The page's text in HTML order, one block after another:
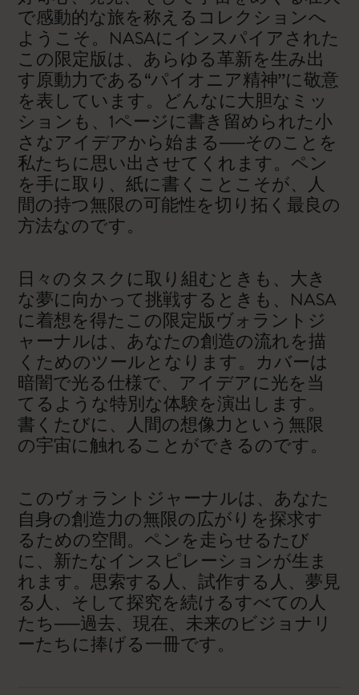
で感動的な旅を称えるコレクションへ
ようこそ。NASAにインスパイアされた
この限定版は、あらゆる革新を生み出
す原動力である“パイオニア精神”に敬意
を表しています。どんなに大胆なミッ
ションも、1ページに書き留められた小
さなアイデアから始まる──そのことを
私たちに思い出させてくれます。ペン
を手に取り、紙に書くことこそが、人
間の持つ無限の可能性を切り拓く最良の
方法なのです。
日々のタスクに取り組むときも、大き
な夢に向かって挑戦するときも、NASA
に着想を得たこの限定版ヴォラントジ
ャーナルは、あなたの創造の流れを描
くためのツールとなります。カバーは
暗闇で光る仕様で、アイデアに光を当
てるような特別な体験を演出します。
書くたびに、人間の想像力という無限
の宇宙に触れることができるのです。
このヴォラントジャーナルは、あなた
自身の創造力の無限の広がりを探求す
るための空間。ペンを走らせるたび
に、新たなインスピレーションが生ま
れます。思索する人、試作する人、夢見
る人、そして探究を続けるすべての人
たち──過去、現在、未来のビジョナリ
ーたちに捧げる一冊です。